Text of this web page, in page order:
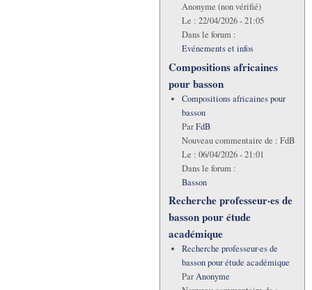
Anonyme (non vérifié)
Le : 22/04/2026 - 21:05
Dans le forum :
Evénements et infos
Compositions africaines
pour basson
Compositions africaines pour
basson
ParFdB
Nouveau commentaire de : FdB
Le : 06/04/2026 - 21:01
Dans le forum :
Basson
Recherche professeur·es de
basson pour étude
académique
Recherche professeur·es de
basson pour étude académique
ParAnonyme